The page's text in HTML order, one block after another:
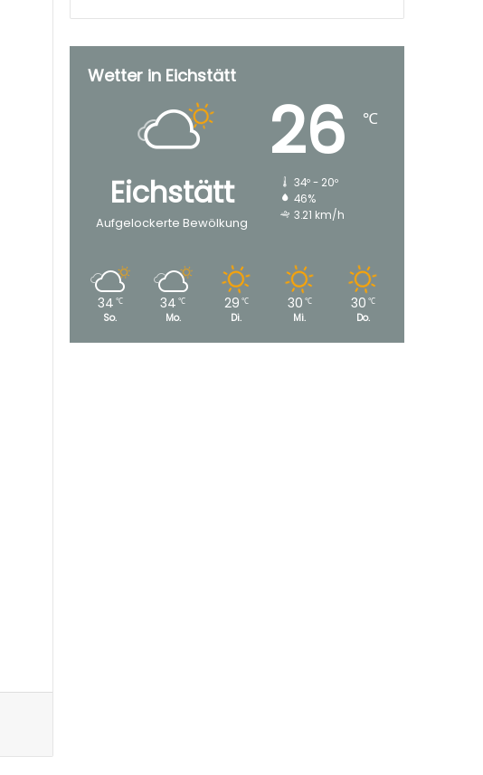
Wetter in Eichstätt
Eichstätt
Aufgelockerte Bewölkung
26 ℃
34º - 20º
46%
3.21 km/h
34 ℃
So.
34 ℃
Mo.
29 ℃
Di.
30 ℃
Mi.
30 ℃
Do.